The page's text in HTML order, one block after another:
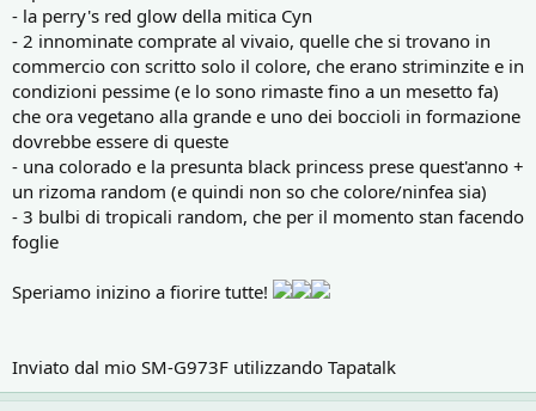
- la perry's red glow della mitica Cyn
- 2 innominate comprate al vivaio, quelle che si trovano in
commercio con scritto solo il colore, che erano striminzite e in
condizioni pessime (e lo sono rimaste fino a un mesetto fa)
che ora vegetano alla grande e uno dei boccioli in formazione
dovrebbe essere di queste
- una colorado e la presunta black princess prese quest'anno +
un rizoma random (e quindi non so che colore/ninfea sia)
- 3 bulbi di tropicali random, che per il momento stan facendo
foglie
Speriamo inizino a fiorire tutte!
Inviato dal mio SM-G973F utilizzando Tapatalk